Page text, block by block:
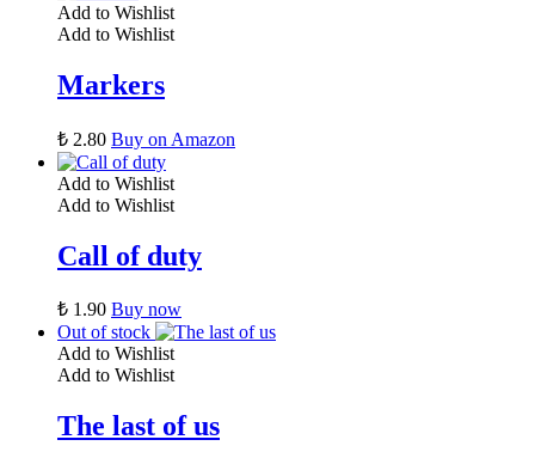
Add to Wishlist
Add to Wishlist
Markers
₺ 2.80 Buy on Amazon
Add to Wishlist
Add to Wishlist
Call of duty
₺ 1.90 Buy now
Out of stock
Add to Wishlist
Add to Wishlist
The last of us